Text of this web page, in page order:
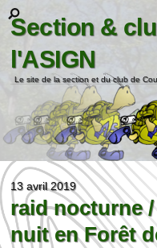
Section &
l'ASIGN
Le site de la section et du club de
13 avril 2019
raid nocturne
nuit en Forêt